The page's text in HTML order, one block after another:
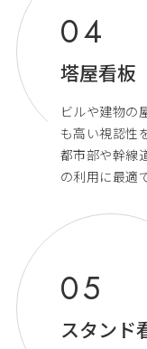
塔屋看板
ビルや建物の
も高い視認性
都市部や幹線
の利用に最適
スタンド